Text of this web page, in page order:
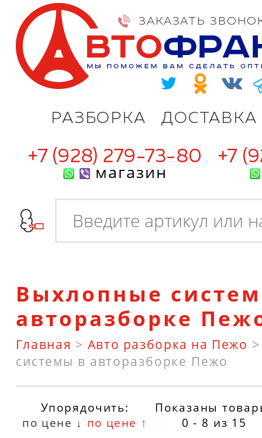
РАЗБОРКА ДОСТАВКА
ЗАКАЗАТЬ
+7 (928) 279-73-80
магазин
+7
Выхлопные
авторазборке
Главная > Авто разборка на Пежо
системы в авторазборке Пежо
Упорядочить:
по цене ↓ по цене ↑
Показаны
0 - 8 из 15